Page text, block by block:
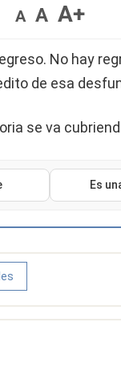
A A A+
No hay
de esa
se va
Es